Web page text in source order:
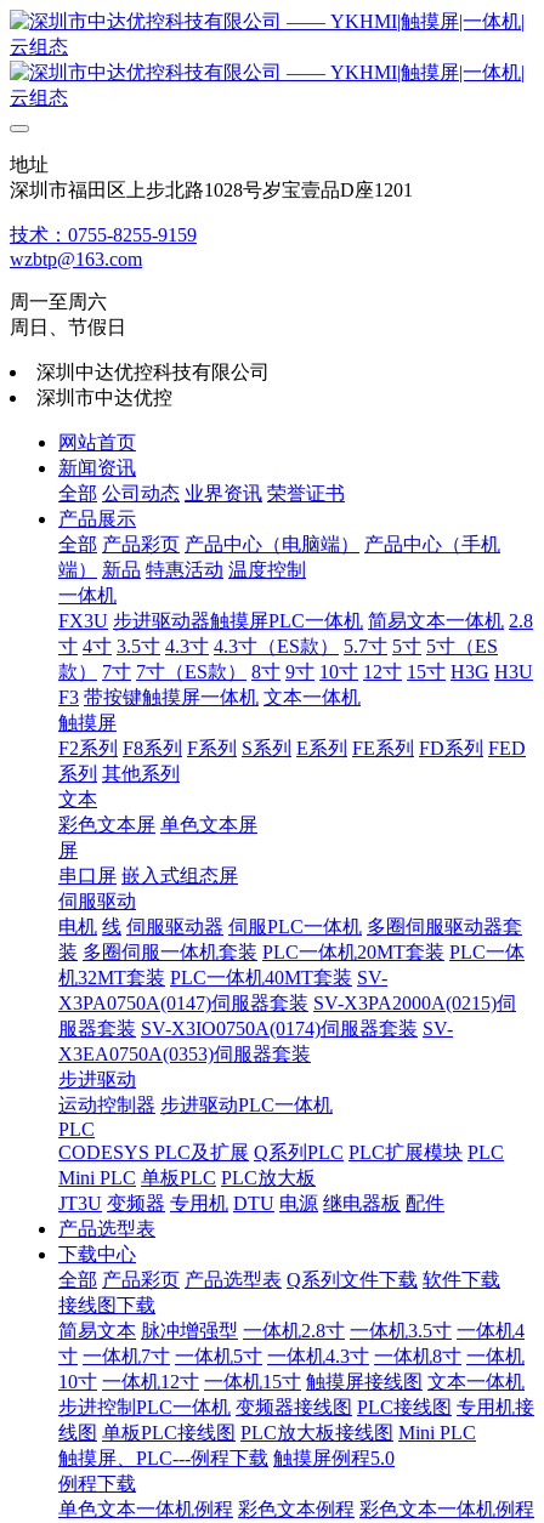
地址
深圳市福田区上步北路1028号岁宝壹品D座1201
技术：0755-8255-9159
wzbtp@163.com
周一至周六
周日、节假日
深圳中达优控科技有限公司
深圳市中达优控
网站首页
新闻资讯
全部 公司动态 业界资讯 荣誉证书
产品展示
全部 产品彩页 产品中心（电脑端）
产品中心（手机
端）
新品 特惠活动 温度控制
一体机
FX3U 步进驱动器触摸屏PLC一体机 简易文本一体机 2.8
寸 4寸 3.5寸 4.3寸 4.3寸（ES款） 5.7寸 5寸 5寸（ES
款）
7寸 7寸（ES款） 8寸 9寸 10寸 12寸 15寸 H3G H3U
F3 带按键触摸屏一体机 文本一体机
触摸屏
F2系列 F8系列 F系列 S系列 E系列 FE系列 FD系列 FED
系列 其他系列
文本
彩色文本屏 单色文本屏
屏
串口屏 嵌入式组态屏
伺服驱动
电机 线 伺服驱动器 伺服PLC一体机 多圈伺服驱动器套
装 多圈伺服一体机套装 PLC一体机20MT套装 PLC一体
机32MT套装 PLC一体机40MT套装 SV-
X3PA0750A(0147)伺服器套装 SV-X3PA2000A(0215)伺
服器套装 SV-X3IO0750A(0174)伺服器套装 SV-
X3EA0750A(0353)伺服器套装
步进驱动
运动控制器 步进驱动PLC一体机
PLC
CODESYS PLC及扩展 Q系列PLC PLC扩展模块 PLC
Mini PLC 单板PLC PLC放大板
JT3U 变频器 专用机 DTU 电源 继电器板 配件
产品选型表
下载中心
全部 产品彩页 产品选型表 Q系列文件下载 软件下载
接线图下载
简易文本 脉冲增强型 一体机2.8寸 一体机3.5寸 一体机4
寸 一体机7寸 一体机5寸 一体机4.3寸 一体机8寸 一体机
10寸 一体机12寸 一体机15寸 触摸屏接线图 文本一体机
步进控制PLC一体机 变频器接线图 PLC接线图 专用机接
线图 单板PLC接线图 PLC放大板接线图 Mini PLC
触摸屏、PLC---例程下载 触摸屏例程5.0
例程下载
单色文本一体机例程 彩色文本例程 彩色文本一体机例程